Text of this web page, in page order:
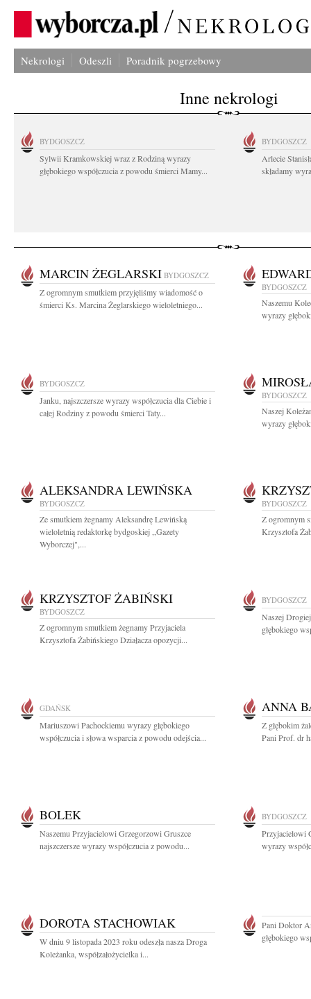
Nekrologi Odeszli Poradnik pogrzebowy
Inne nekrologi
BYDGOSZCZ
Sylwii Kramkowskiej wraz z Rodziną wyrazy
głębokiego współczucia z powodu śmierci Mamy...
BYDGOSZCZ
Arlecie
składamy
MARCIN ŻEGLARSKI BYDGOSZCZ
Z ogromnym smutkiem przyjęliśmy wiadomość o
śmierci Ks. Marcina Żeglarskiego wieloletniego...
BYDGOSZCZ
Naszemu
wyrazy
BYDGOSZCZ
Janku, najszczersze wyrazy współczucia dla Ciebie i
całej Rodziny z powodu śmierci Taty...
BYDGOSZCZ
Naszej
wyrazy
ALEKSANDRA LEWIŃSKA
BYDGOSZCZ
Ze smutkiem żegnamy Aleksandrę Lewińską
wieloletnią redaktorkę bydgoskiej ,,Gazety
Wyborczej",...
BYDGOSZCZ
Z ogromnym
Krzysztofa
KRZYSZTOF ŻABIŃSKI
BYDGOSZCZ
Z ogromnym smutkiem żegnamy Przyjaciela
Krzysztofa Żabińskiego Działacza opozycji...
BYDGOSZCZ
Naszej
głębokiego
GDAŃSK
Mariuszowi Pachockiemu wyrazy głębokiego
współczucia i słowa wsparcia z powodu odejścia...
ANNA
Z głębokim
Pani Prof. dr
BOLEK
Naszemu Przyjacielowi Grzegorzowi Gruszce
najszczersze wyrazy współczucia z powodu...
BYDGOSZCZ
Przyjacielowi
wyrazy
DOROTA STACHOWIAK
W dniu 9 listopada 2023 roku odeszła nasza Droga
Koleżanka, współzałożycielka i...
Pani Doktor
głębokiego